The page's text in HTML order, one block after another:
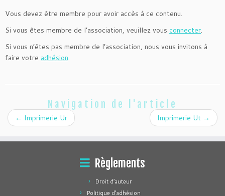
Vous devez être membre pour avoir accès à ce contenu.
Si vous êtes membre de l’association, veuillez vous connecter.
Si vous n’êtes pas membre de l’association, nous vous invitons à
faire votre adhésion.
Navigation de l'article
← Imprimerie Ur Imprimerie Ut →
Règlements
Droit d’auteur
Politique d’adhésion